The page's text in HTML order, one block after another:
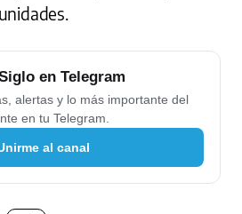
en Telegram
alertas y lo más importante del
en tu Telegram.
al canal